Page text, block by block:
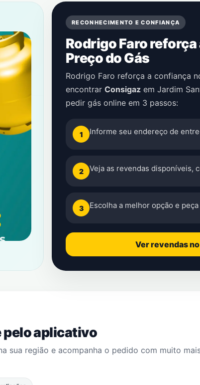
RECONHECIMENTO E CONFIANÇA
Rodrigo Faro
Preço do Gás
Rodrigo Faro reforça a confiança
encontrar Consigaz em Jardim
pedir gás online em 3 passos:
1 Informe seu endereço de
2 Veja as revendas disponíveis,
3 Escolha a melhor opção e
Ver revendas
pelo aplicativo
sua região e acompanha o pedido com muito